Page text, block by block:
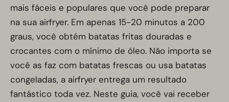
mais fáceis e populares que você pode preparar
na sua airfryer. Em apenas 15-20 minutos a 200
graus, você obtém batatas fritas douradas e
crocantes com o mínimo de óleo. Não importa se
você as faz com batatas frescas ou usa batatas
congeladas, a airfryer entrega um resultado
fantástico toda vez. Neste guia, você vai receber